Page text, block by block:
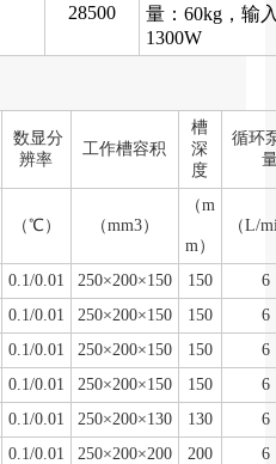
28500
量：60kg，输
1300W
数显分
辨率
工作槽容积
槽
深
度
循环
（℃） （mm3）
（m
m）
（L/
0.1/0.01 250×200×150 150
6
0.1/0.01 250×200×150 150
6
0.1/0.01 250×200×150 150
6
0.1/0.01 250×200×150 150
6
0.1/0.01 250×200×130 130
6
0.1/0.01 250×200×200 200
6